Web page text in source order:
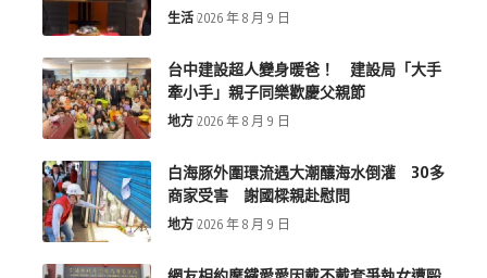
生活 2026 年 8 月 9 日
台中建設超人變身暖爸！ 建設局「大手
牽小手」親子同樂歡慶父親節
地方 2026 年 8 月 9 日
白海豚外圍環流遇大潮釀海水倒灌 30多
商家受害 謝國樑親赴慰問
地方 2026 年 8 月 9 日